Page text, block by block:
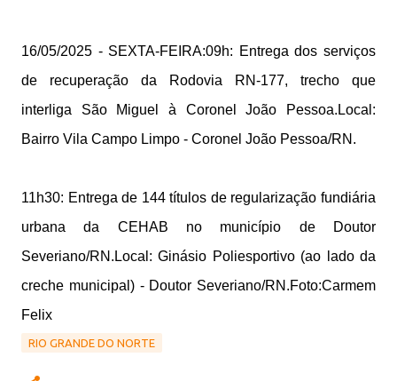
16/05/2025 - SEXTA-FEIRA:09h: Entrega dos serviços
de recuperação da Rodovia RN-177, trecho que
interliga São Miguel à Coronel João Pessoa.Local:
Bairro Vila Campo Limpo - Coronel João Pessoa/RN.
11h30: Entrega de 144 títulos de regularização fundiária
urbana da CEHAB no município de Doutor
Severiano/RN.Local: Ginásio Poliesportivo (ao lado da
creche municipal) - Doutor Severiano/RN.Foto:Carmem
Felix
RIO GRANDE DO NORTE